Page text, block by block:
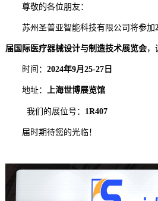
尊敬的各位朋友：
苏州圣普亚智能科技有限公司将参加
届国际医疗器械设计与制造技术展览会，
时间： 2024年9月25-27日
地址： 上海世博展览馆
我们的展位号： 1R407
届时期待您的光临！